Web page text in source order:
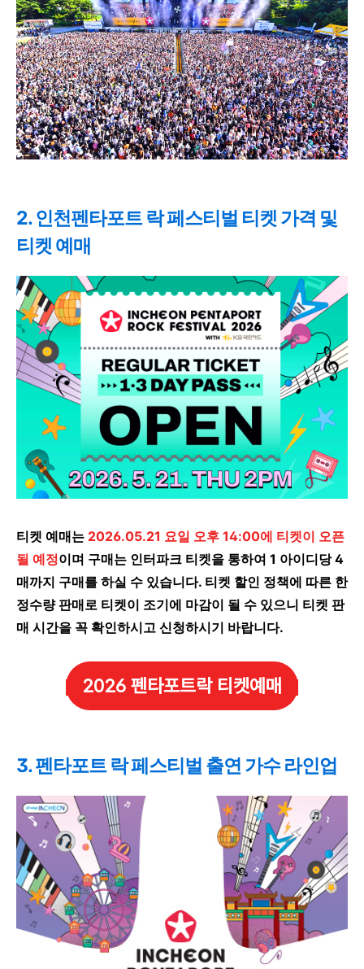
2. 인천펜타포트 락 페스티벌 티켓 가격 및
티켓 예매
티켓 예매는 2026.05.21 요일 오후 14:00에 티켓이 오픈
될 예정이며 구매는 인터파크 티켓을 통하여 1 아이디당 4
매까지 구매를 하실 수 있습니다. 티켓 할인 정책에 따른 한
정수량 판매로 티켓이 조기에 마감이 될 수 있으니 티켓 판
매 시간을 꼭 확인하시고 신청하시기 바랍니다.
2026 펜타포트락 티켓예매
3. 펜타포트 락 페스티벌 출연 가수 라인업